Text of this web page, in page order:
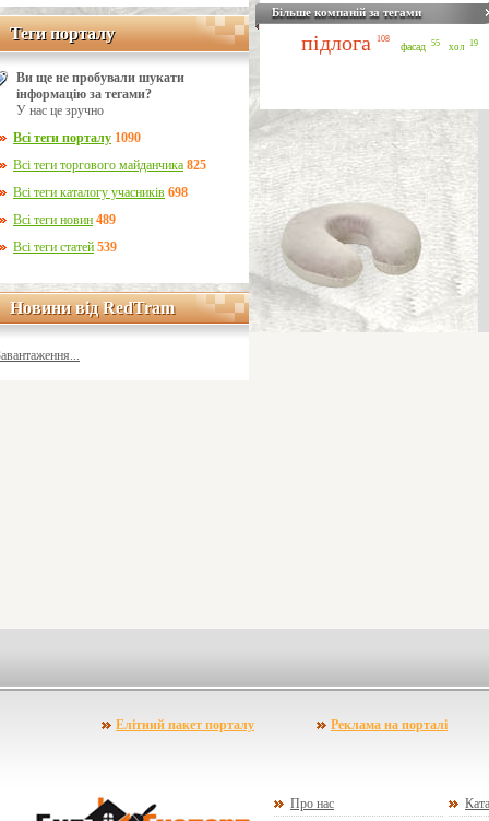
Теги порталу
Теги порталу
Ви ще не пробували шукати
інформацію за тегами?
У нас це зручно
Всі теги порталу 1090
Всі теги торгового майданчика 825
Всі теги каталогу учасників 698
Всі теги новин 489
Всі теги статей 539
Новини від RedTram
Новини від RedTram
Більше компаній за тегами
підлога 108
фасад 55 хол 19
Елітний пакет порталу Реклама на порталі
Про нас